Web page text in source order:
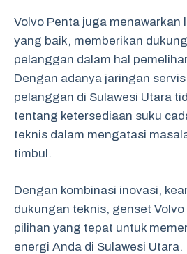
Volvo Penta juga menawarkan
yang baik, memberikan
pelanggan dalam hal
Dengan adanya jaringan
pelanggan di Sulawesi Utara
tentang ketersediaan suku
teknis dalam mengatasi
timbul.
Dengan kombinasi inovasi,
dukungan teknis, genset
pilihan yang tepat untuk
energi Anda di Sulawesi Utara.